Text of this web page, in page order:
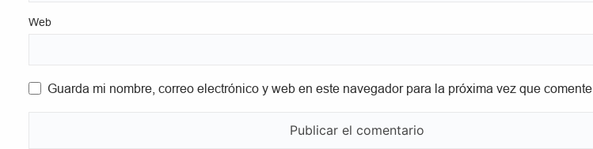
Web
Guarda mi nombre, correo electrónico y web en este navegador para la próxima vez que comente.